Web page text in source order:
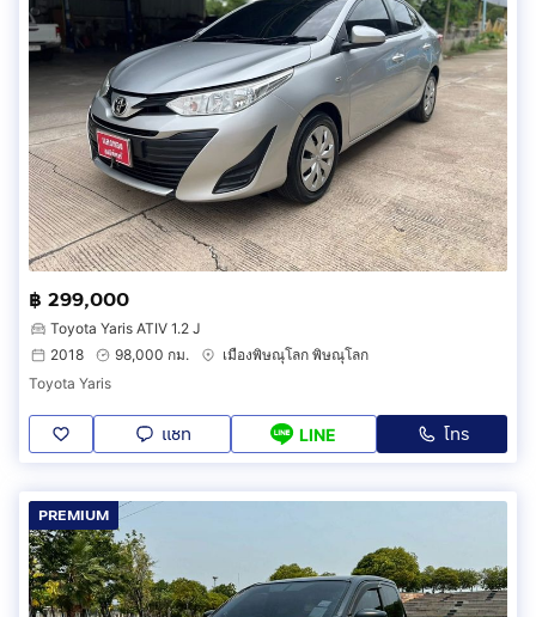
฿ 299,000
Toyota Yaris ATIV 1.2 J
2018
98,000 กม.
เมืองพิษณุโลก พิษณุโลก
Toyota Yaris
แชท LINE โทร
PREMIUM